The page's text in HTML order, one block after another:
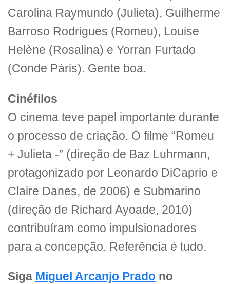
Carolina Raymundo (Julieta), Guilherme
Barroso Rodrigues (Romeu), Louise
Helène (Rosalina) e Yorran Furtado
(Conde Páris). Gente boa.
Cinéfilos
O cinema teve papel importante durante
o processo de criação. O filme “Romeu
+ Julieta -” (direção de Baz Luhrmann,
protagonizado por Leonardo DiCaprio e
Claire Danes, de 2006) e Submarino
(direção de Richard Ayoade, 2010)
contribuíram como impulsionadores
para a concepção. Referência é tudo.
Siga Miguel Arcanjo Prado no